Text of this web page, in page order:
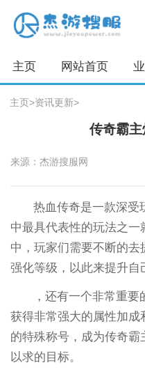
主页 网站首页
主页>资讯更新>
传奇霸
来源：杰游搜服网
热血传奇是一款深受
中最具代表性的玩法之
中，玩家们需要不断的
强化等级，以此来提升自
，还有一个非常重
获得非常强大的属性加成
的特殊称号，成为传奇
以求的目标。